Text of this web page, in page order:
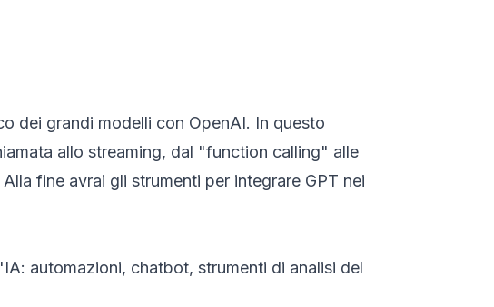
dei grandi modelli con OpenAI. In questo
allo streaming, dal "function calling" alle
fine avrai gli strumenti per integrare GPT nei
automazioni, chatbot, strumenti di analisi del